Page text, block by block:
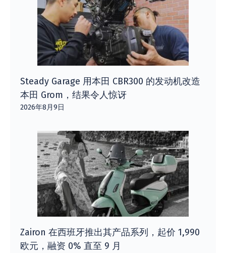
Steady Garage 用本田 CBR300 的发动机改造
本田 Grom，结果令人惊讶
2026年8月9日
Zairon 在西班牙推出其产品系列，起价 1,990
欧元，融资 0% 直至 9 月